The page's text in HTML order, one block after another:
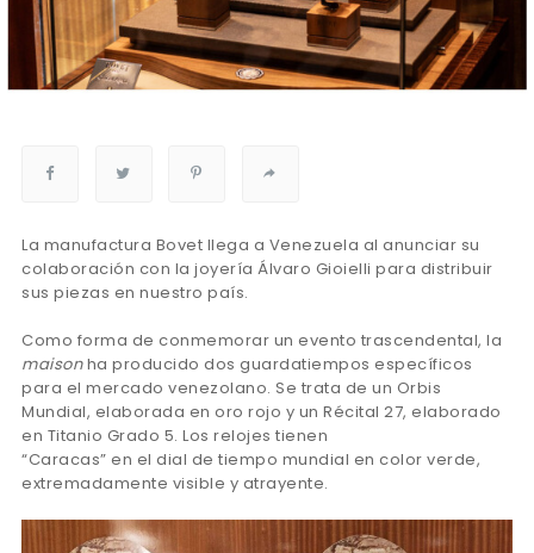
La manufactura Bovet llega a Venezuela al anunciar su
colaboración con la joyería Álvaro Gioielli para distribuir
sus piezas en nuestro país.
Como forma de conmemorar un evento trascendental, la
maisonha producido dos guardatiempos específicos
para el mercado venezolano. Se trata de un Orbis
Mundial, elaborada en oro rojo y un Récital 27, elaborado
en Titanio Grado 5. Los relojes tienen
“Caracas” en el dial de tiempo mundial en color verde,
extremadamente visible y atrayente.